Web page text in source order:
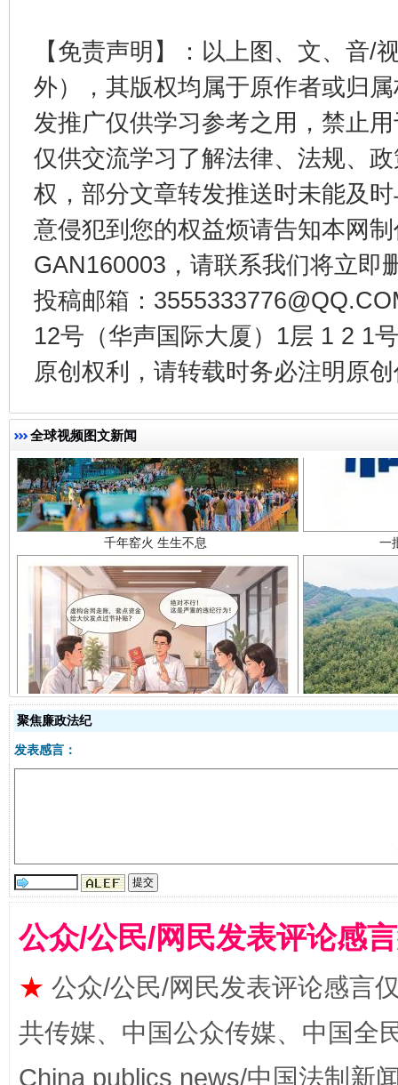
【免责声明】：以上图、文、音/
外），其版权均属于原作者或归
发推广仅供学习参考之用，禁止
仅供交流学习了解法律、法规、
权，部分文章转发推送时未能及
意侵犯到您的权益烦请告知本网
GAN160003，请联系我们将立即
投稿邮箱：
12号（华声国际大厦）1层 1 2 1
原创权利，请转载时务必注明原
全球视频图文新闻
东山县通报“牛蛙产品抗生素超标问题” 法
揭开“小金库”的免责幌子
受贿1.44亿！段成刚被判无期 从幼
聚焦廉政法纪
发表感言：
公众/公民/网民发表评论感
★ 公众/公民/网民发表评论感言
共传媒、中国公众传媒、中国全
China publics news/中国法制新